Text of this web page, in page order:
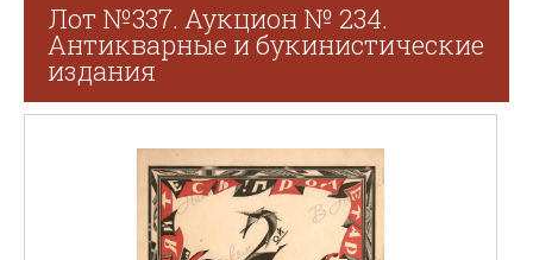
Лот №337. Аукцион № 234.
Антикварные и букинистические
издания